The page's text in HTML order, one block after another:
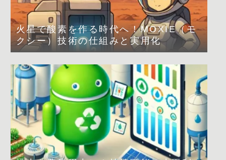
火星で酸素を作る時代へ！MOXIE（モ
クシー）技術の仕組みと実用化